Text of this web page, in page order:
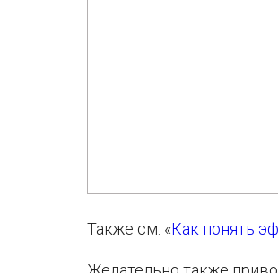
Также см. «Как понять